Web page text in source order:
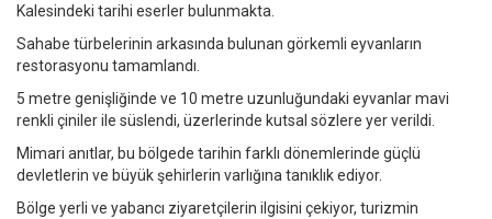
Kalesindeki tarihi eserler bulunmakta.
Sahabe türbelerinin arkasında bulunan görkemli eyvanların
restorasyonu tamamlandı.
5 metre genişliğinde ve 10 metre uzunluğundaki eyvanlar mavi
renkli çiniler ile süslendi, üzerlerinde kutsal sözlere yer verildi.
Mimari anıtlar, bu bölgede tarihin farklı dönemlerinde güçlü
devletlerin ve büyük şehirlerin varlığına tanıklık ediyor.
Bölge yerli ve yabancı ziyaretçilerin ilgisini çekiyor, turizmin